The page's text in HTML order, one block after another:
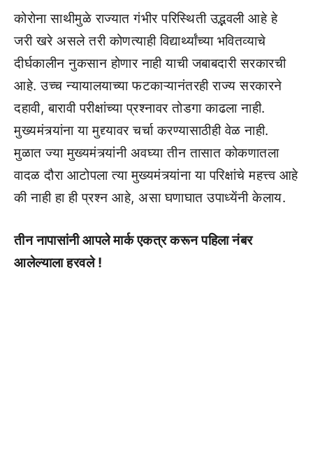
कोरोना साथीमुळे राज्यात गंभीर परिस्थिती उद्भवली आहे हे
जरी खरे असले तरी कोणत्याही विद्यार्थ्यांच्या भवितव्याचे
दीर्घकालीन नुकसान होणार नाही याची जबाबदारी सरकारची
आहे. उच्च न्यायालयाच्या फटकाऱ्यानंतरही राज्य सरकारने
दहावी, बारावी परीक्षांच्या प्रश्नावर तोडगा काढला नाही.
मुख्यमंत्र्यांना या मुद्द्यावर चर्चा करण्यासाठीही वेळ नाही.
मुळात ज्या मुख्यमंत्र्यांनी अवघ्या तीन तासात कोकणातला
वादळ दौरा आटोपला त्या मुख्यमंत्र्यांना या परिक्षांचे महत्त्व आहे
की नाही हा ही प्रश्न आहे, असा घणाघात उपाध्येंनी केलाय.
तीन नापासांनी आपले मार्क एकत्र करून पहिला नंबर
आलेल्याला हरवले !